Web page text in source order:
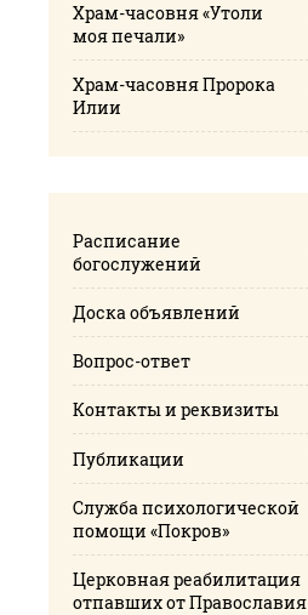
Храм-часовня «Утоли
моя печали»
Храм-часовня Пророка
Илии
Расписание
богослужений
Доска объявлений
Вопрос-ответ
Контакты и реквизиты
Публикации
Cлужба психологической
помощи «Покров»
Церковная реабилитация
отпавших от Православия